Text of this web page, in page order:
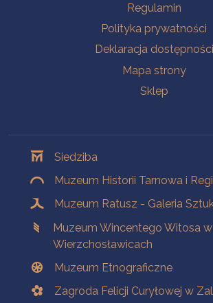
Regulamin
Polityka prywatności
Deklaracja dostępności
Mapa strony
Sklep
Siedziba
Muzeum Historii Tarnowa i
Muzeum Ratusz - Galeria
Muzeum Wincentego Witosa w
Wierzchosławicach
Muzeum Etnograficzne
Zagroda Felicji Curyłowej w